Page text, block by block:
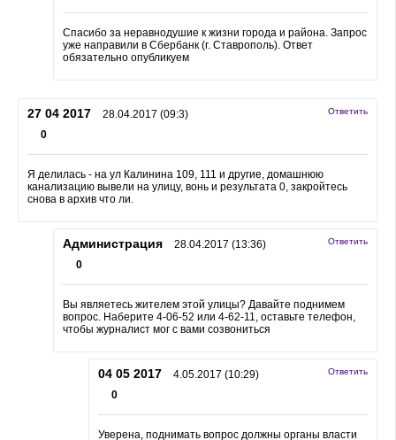
Спасибо за неравнодушие к жизни города и района. Запрос
уже направили в Сбербанк (г. Ставрополь). Ответ
обязательно опубликуем
Ответить
27 04 2017
28.04.2017 (09:3)
0
Я делилась - на ул Калинина 109, 111 и другие, домашнюю
канализацию вывели на улицу, вонь и результата 0, закройтесь
снова в архив что ли.
Ответить
Администрация
28.04.2017 (13:36)
0
Вы являетесь жителем этой улицы? Давайте поднимем
вопрос. Наберите 4-06-52 или 4-62-11, оставьте телефон,
чтобы журналист мог с вами созвониться
Ответить
04 05 2017
4.05.2017 (10:29)
0
Уверена, поднимать вопрос должны органы власти